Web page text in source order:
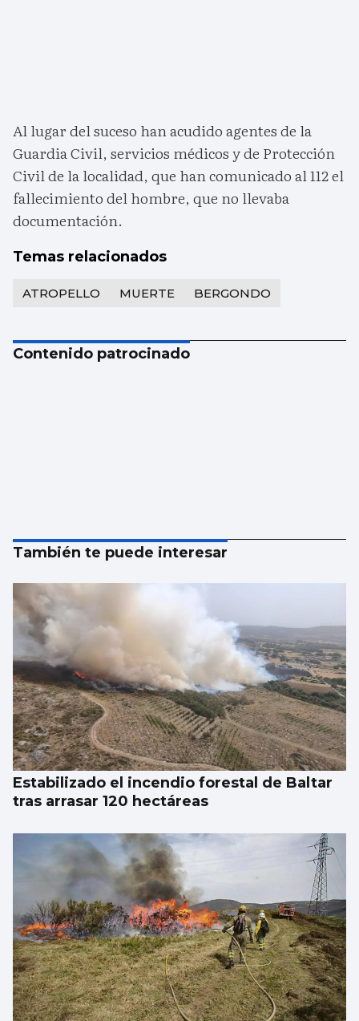
Al lugar del suceso han acudido agentes de la
Guardia Civil, servicios médicos y de Protección
Civil de la localidad, que han comunicado al 112 el
fallecimiento del hombre, que no llevaba
documentación.
Temas relacionados
ATROPELLO MUERTE BERGONDO
Contenido patrocinado
También te puede interesar
Estabilizado el incendio forestal de Baltar
tras arrasar 120 hectáreas